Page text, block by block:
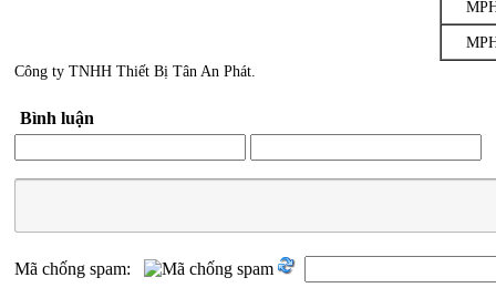
Công ty TNHH Thiết Bị Tân An Phát.
Bình luận
Mã chống spam: